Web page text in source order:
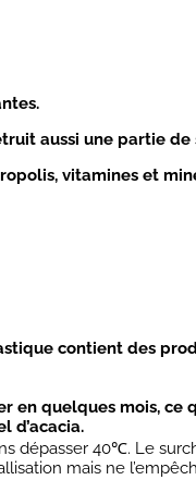
aussi une partie de
vitamines et
contient des
quelques mois, ce
d’acacia.
dépasser 40℃. Le
mais ne